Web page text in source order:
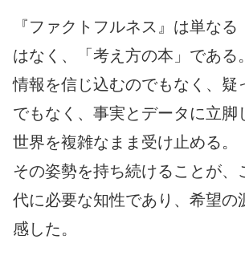
『ファクトフルネス』は単な
はなく、「考え方の本」である。
情報を信じ込むのでもなく、疑
でもなく、事実とデータに立脚
世界を複雑なまま受け止める。
その姿勢を持ち続けることが、
代に必要な知性であり、希望の
感した。